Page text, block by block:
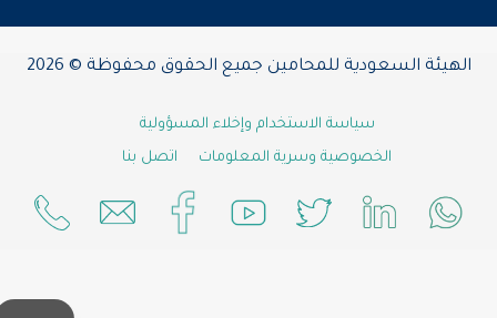
الهيئة السعودية للمحامين جميع الحقوق محفوظة © 2026
سياسة الاستخدام وإخلاء المسؤولية
الخصوصية وسرية المعلومات
اتصل بنا